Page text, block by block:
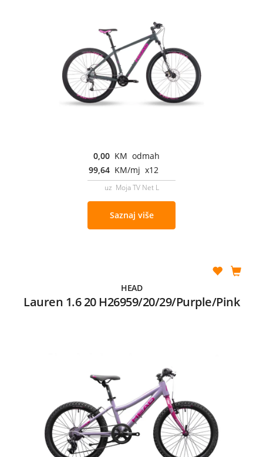
0,00 KM odmah
99,64 KM/mj x12
uz Moja TV Net L
Saznaj više
HEAD
Lauren 1.6 20 H26959/20/29/Purple/Pink